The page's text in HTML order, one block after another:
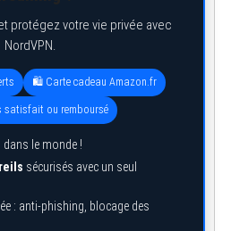
protégez votre vie privée avec
NordVPN.
🛍️ Carte cadeau Amazon.fr
satisfait ou remboursé
dans le monde !
sécurisés avec un seul
: anti-phishing, blocage des